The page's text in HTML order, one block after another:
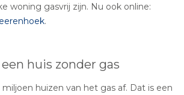
woning gasvrij zijn. Nu ook online:
.
huis zonder gas
huizen van het gas af. Dat is een